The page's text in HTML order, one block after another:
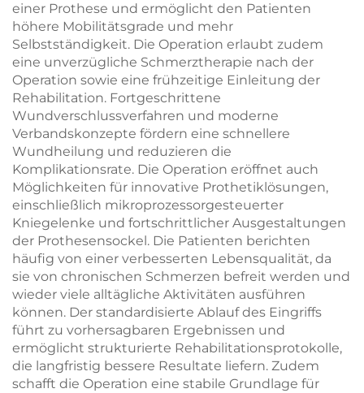
einer Prothese und ermöglicht den Patienten
höhere Mobilitätsgrade und mehr
Selbstständigkeit. Die Operation erlaubt zudem
eine unverzügliche Schmerztherapie nach der
Operation sowie eine frühzeitige Einleitung der
Rehabilitation. Fortgeschrittene
Wundverschlussverfahren und moderne
Verbandskonzepte fördern eine schnellere
Wundheilung und reduzieren die
Komplikationsrate. Die Operation eröffnet auch
Möglichkeiten für innovative Prothetiklösungen,
einschließlich mikroprozessorgesteuerter
Kniegelenke und fortschrittlicher Ausgestaltungen
der Prothesensockel. Die Patienten berichten
häufig von einer verbesserten Lebensqualität, da
sie von chronischen Schmerzen befreit werden und
wieder viele alltägliche Aktivitäten ausführen
können. Der standardisierte Ablauf des Eingriffs
führt zu vorhersagbaren Ergebnissen und
ermöglicht strukturierte Rehabilitationsprotokolle,
die langfristig bessere Resultate liefern. Zudem
schafft die Operation eine stabile Grundlage für